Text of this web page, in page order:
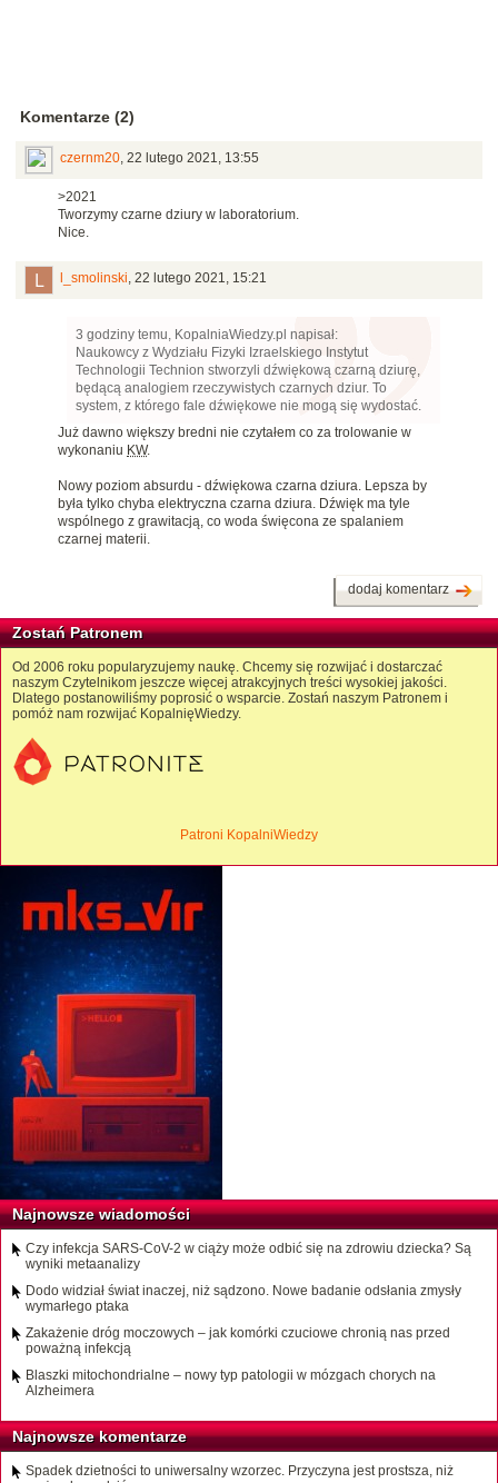
Komentarze (2)
czernm20, 22 lutego 2021, 13:55
>2021
Tworzymy czarne dziury w laboratorium.
Nice.
l_smolinski, 22 lutego 2021, 15:21
3 godziny temu, KopalniaWiedzy.pl napisał:
Naukowcy z Wydziału Fizyki Izraelskiego Instytut
Technologii Technion stworzyli dźwiękową czarną dziurę,
będącą analogiem rzeczywistych czarnych dziur. To
system, z którego fale dźwiękowe nie mogą się wydostać.
Już dawno większy bredni nie czytałem co za trolowanie w
wykonaniu KW.
Nowy poziom absurdu - dźwiękowa czarna dziura. Lepsza by
była tylko chyba elektryczna czarna dziura. Dźwięk ma tyle
wspólnego z grawitacją, co woda święcona ze spalaniem
czarnej materii.
dodaj komentarz
Zostań Patronem
Od 2006 roku popularyzujemy naukę. Chcemy się rozwijać i dostarczać
naszym Czytelnikom jeszcze więcej atrakcyjnych treści wysokiej jakości.
Dlatego postanowiliśmy poprosić o wsparcie. Zostań naszym Patronem i
pomóż nam rozwijać KopalnięWiedzy.
Patroni KopalniWiedzy
Najnowsze wiadomości
Czy infekcja SARS-CoV-2 w ciąży może odbić się na zdrowiu dziecka? Są
wyniki metaanalizy
Dodo widział świat inaczej, niż sądzono. Nowe badanie odsłania zmysły
wymarłego ptaka
Zakażenie dróg moczowych – jak komórki czuciowe chronią nas przed
poważną infekcją
Blaszki mitochondrialne – nowy typ patologii w mózgach chorych na
Alzheimera
Najnowsze komentarze
Spadek dzietności to uniwersalny wzorzec. Przyczyna jest prostsza, niż